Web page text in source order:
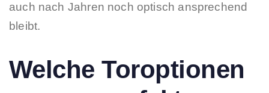
auch nach Jahren noch optisch ansprechend
bleibt.
Welche Toroptionen